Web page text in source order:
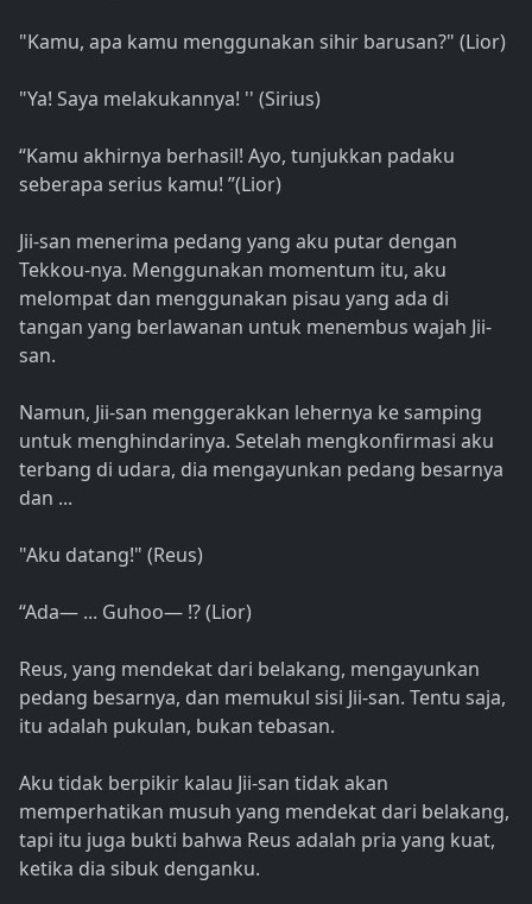
"Kamu, apa kamu menggunakan sihir barusan?" (Lior)
"Ya! Saya melakukannya! '' (Sirius)
“Kamu akhirnya berhasil! Ayo, tunjukkan padaku
seberapa serius kamu! ”(Lior)
Jii-san menerima pedang yang aku putar dengan
Tekkou-nya. Menggunakan momentum itu, aku
melompat dan menggunakan pisau yang ada di
tangan yang berlawanan untuk menembus wajah Jii-
san.
Namun, Jii-san menggerakkan lehernya ke samping
untuk menghindarinya. Setelah mengkonfirmasi aku
terbang di udara, dia mengayunkan pedang besarnya
dan ...
"Aku datang!" (Reus)
“Ada— ... Guhoo— !? (Lior)
Reus, yang mendekat dari belakang, mengayunkan
pedang besarnya, dan memukul sisi Jii-san. Tentu saja,
itu adalah pukulan, bukan tebasan.
Aku tidak berpikir kalau Jii-san tidak akan
memperhatikan musuh yang mendekat dari belakang,
tapi itu juga bukti bahwa Reus adalah pria yang kuat,
ketika dia sibuk denganku.